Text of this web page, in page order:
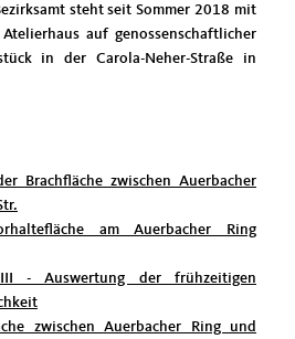
steht seit Sommer 2018 mit
auf genossenschaftlicher
in der Carola-Neher-Straße in
Brachfläche zwischen Auerbacher
am Auerbacher Ring
- Auswertung der frühzeitigen
zwischen Auerbacher Ring und